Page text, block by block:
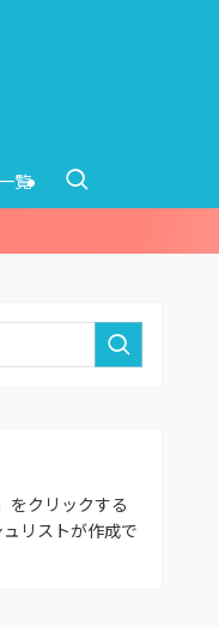
覧
をクリックする
リストが作成で